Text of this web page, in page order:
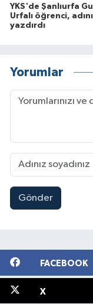
YKS'de Şanlıurfa
Urfalı öğrenci,
yazdırdı
Yorumlar
Gönder
FACEBOOK
X